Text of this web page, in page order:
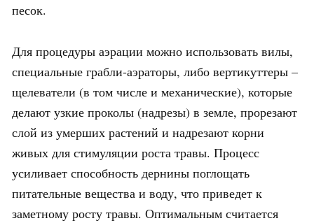
песок.
Для процедуры аэрации можно использовать вилы,
специальные грабли-аэраторы, либо вертикуттеры –
щелеватели (в том числе и механические), которые
делают узкие проколы (надрезы) в земле, прорезают
слой из умерших растений и надрезают корни
живых для стимуляции роста травы. Процесс
усиливает способность дернины поглощать
питательные вещества и воду, что приведет к
заметному росту травы. Оптимальным считается